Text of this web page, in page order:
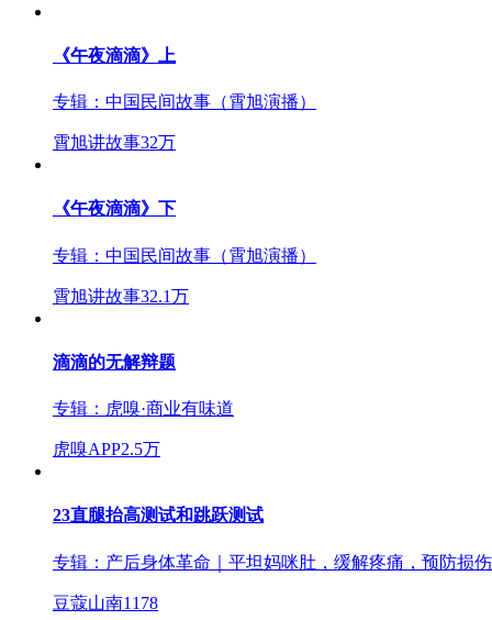
《午夜滴滴》上
专辑： 中国民间故事（霄旭演播）
霄旭讲故事32万
《午夜滴滴》下
专辑： 中国民间故事（霄旭演播）
霄旭讲故事32.1万
滴滴的无解辩题
专辑： 虎嗅·商业有味道
虎嗅APP2.5万
23直腿抬高测试和跳跃测试
专辑： 产后身体革命｜平坦妈咪肚，缓解疼痛，预防损
豆蔻山南1178